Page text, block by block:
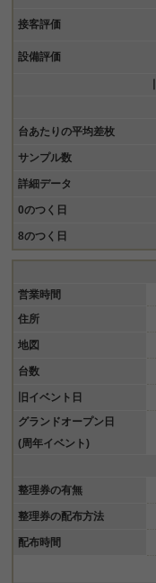
接客評価
設備評価
台あたりの平均差枚
サンプル数
詳細データ
0のつく日
8のつく日
営業時間
住所
地図
台数
旧イベント日
グランドオープン日
(周年イベント)
整理券の有無
整理券の配布方法
配布時間